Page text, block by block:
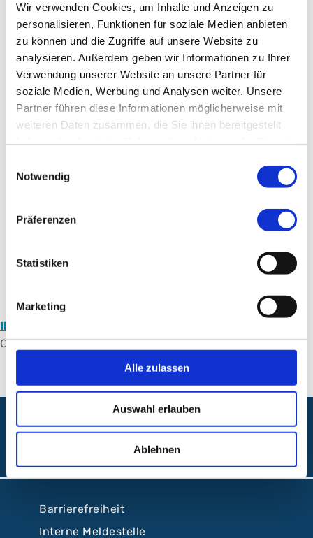
Wir verwenden Cookies, um Inhalte und Anzeigen zu
personalisieren, Funktionen für soziale Medien anbieten
zu können und die Zugriffe auf unsere Website zu
analysieren. Außerdem geben wir Informationen zu Ihrer
Verwendung unserer Website an unsere Partner für
soziale Medien, Werbung und Analysen weiter. Unsere
Partner führen diese Informationen möglicherweise mit
weiteren Daten zusammen, die Sie ihnen bereitgestellt
Notwendig
Präferenzen
Statistiken
Marketing
Alle zulassen
Auswahl erlauben
Ablehnen
Mo
07.30 - 15.30 Uhr
Di
07.30 - 17.30 Uhr
07.30 - 15.30 Uhr
Do
07.30 - 16.30 Uhr
Fr
07.30 - 13.00 Uhr
Adresse
Ambulantes BehandlungsCentrum, Klinikum
Breslauer Str. 201
Ihr Ansprechpartner
Campus Süd
Folgen Sie uns:
Barrierefreiheit
Interne Meldestelle